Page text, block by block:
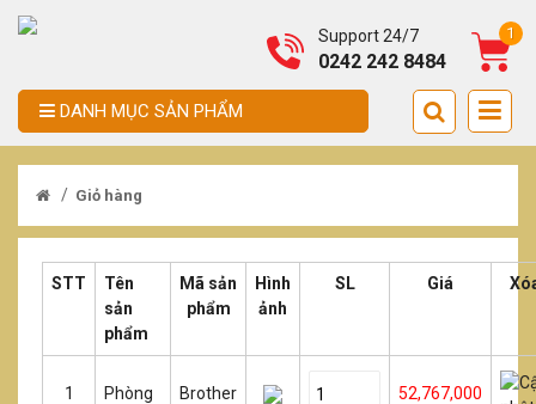
Support 24/7
0242 242 8484
1
DANH MỤC SẢN PHẨM
/ Giỏ hàng
STT
Tên
sản
phẩm
Mã sản
phẩm
Hình
ảnh
SL Giá
1
Phòng
Brother
52,767,000